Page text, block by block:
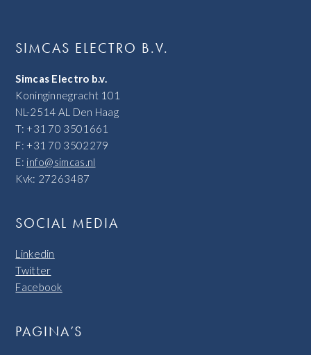
SIMCAS ELECTRO B.V.
Simcas Electro b.v.
Koninginnegracht 101
NL-2514 AL Den Haag
T: +31 70 3501661
F: +31 70 3502279
E: info@simcas.nl
Kvk: 27263487
SOCIAL MEDIA
Linkedin
Twitter
Facebook
PAGINA’S